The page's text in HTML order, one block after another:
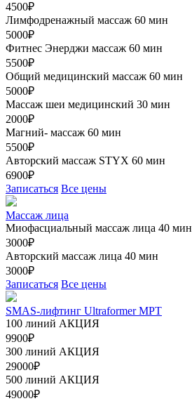
4500₽
Лимфодренажный массаж 60 мин
5000₽
Фитнес Энерджи массаж 60 мин
5500₽
Общий медицинский массаж 60 мин
5000₽
Массаж шеи медицинский 30 мин
2000₽
Магний- массаж 60 мин
5500₽
Авторский массаж STYX 60 мин
6900₽
Записаться Все цены
Массаж лица
Миофасциальный массаж лица 40 мин
3000₽
Авторский массаж лица 40 мин
3000₽
Записаться Все цены
SMAS-лифтинг Ultraformer MPT
100 линий АКЦИЯ
9900₽
300 линий АКЦИЯ
29000₽
500 линий АКЦИЯ
49000₽